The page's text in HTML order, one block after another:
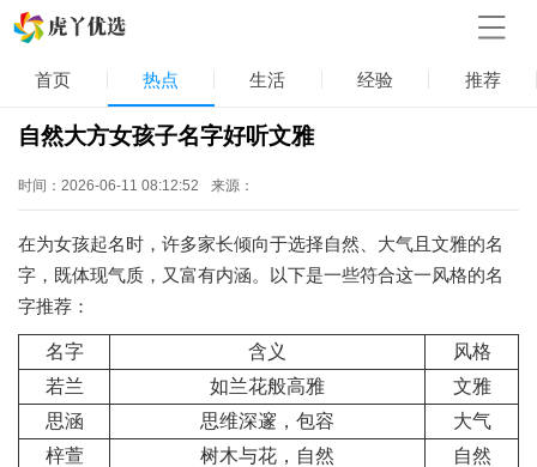
首页 热点 生活 经验 推荐
自然大方女孩子名字好听文雅
时间：2026-06-11 08:12:52 来源：
在为女孩起名时，许多家长倾向于选择自然、大气且文雅的名
字，既体现气质，又富有内涵。以下是一些符合这一风格的名
字推荐：
名字 含义
风格
若兰
如兰花般高雅
文雅
思涵
思维深邃，包容
大气
梓萱
树木与花，自然
自然